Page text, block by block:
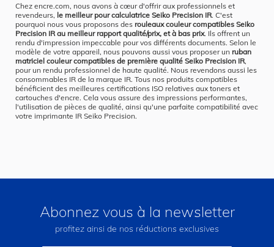
Chez encre.com, nous avons à cœur d'offrir aux professionnels et
revendeurs, le meilleur pour calculatrice Seiko Precision IR. C'est
pourquoi nous vous proposons des rouleaux couleur compatibles Seiko
Precision IR au meilleur rapport qualité/prix, et à bas prix. Ils offrent un
rendu d'impression impeccable pour vos différents documents. Selon le
modèle de votre appareil, nous pouvons aussi vous proposer un ruban
matriciel couleur compatibles de première qualité Seiko Precision IR,
pour un rendu professionnel de haute qualité. Nous revendons aussi les
consommables IR de la marque IR. Tous nos produits compatibles
bénéficient des meilleures certifications ISO relatives aux toners et
cartouches d'encre. Cela vous assure des impressions performantes,
l'utilisation de pièces de qualité, ainsi qu'une parfaite compatibilité avec
votre imprimante IR Seiko Precision.
Abonnez vous à la newsletter
profitez ainsi de nos réductions exclusives